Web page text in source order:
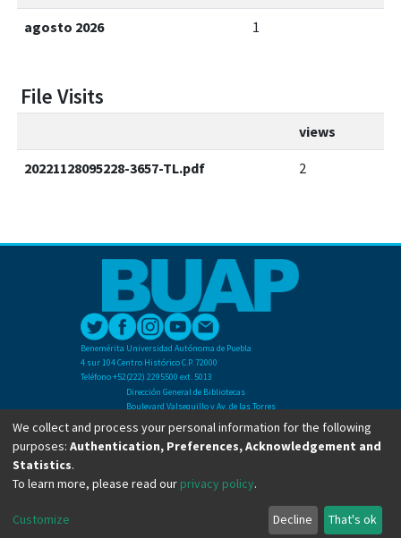
agosto 2026 1
File Visits
views
20221128095228-3657-TL.pdf 2
Benemérita Universidad Autónoma de Puebla
4 sur 104 Centro Histórico C.P. 72000
Teléfono +52(222) 2295500 ext. 5013
Dirección General de Bibliotecas
Boulevard Valsequillo y Av. de las Torres
Ciudad Universitaria. Col. San Manuel
C.P. 72570
Teléfono +52 (222) 2295500 Ext 2901
Copyright © Dirección General de Bibliotecas - BUAP 2024. All right reserved.
We collect and process your personal information for the following
purposes: Authentication, Preferences, Acknowledgement and
Statistics.
To learn more, please read our privacy policy.
Customize Decline That's ok